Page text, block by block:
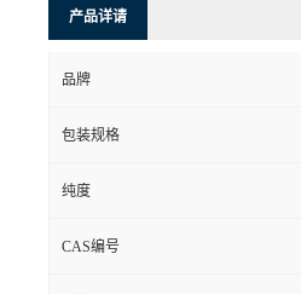
产品详请
品牌
包装规格
纯度
CAS编号